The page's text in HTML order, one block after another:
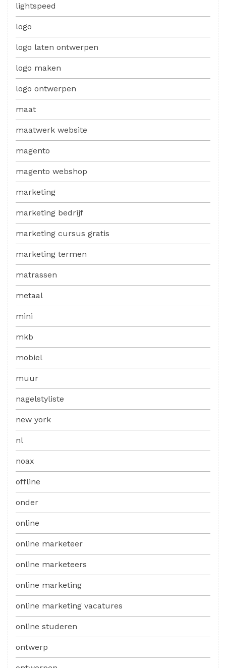
lightspeed
logo
logo laten ontwerpen
logo maken
logo ontwerpen
maat
maatwerk website
magento
magento webshop
marketing
marketing bedrijf
marketing cursus gratis
marketing termen
matrassen
metaal
mini
mkb
mobiel
muur
nagelstyliste
new york
nl
noax
offline
onder
online
online marketeer
online marketeers
online marketing
online marketing vacatures
online studeren
ontwerp